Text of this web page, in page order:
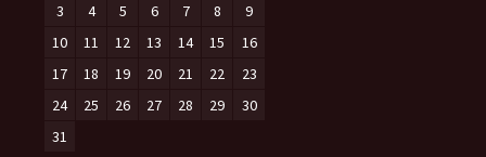
3
4 5 6 7 8
9
10
11 12 13 14 15
16
17
18 19 20 21 22
23
24
25 26 27 28 29
30
31